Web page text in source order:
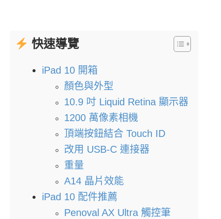
快速導覽
iPad 10 開箱
顏色與外型
10.9 吋 Liquid Retina 顯示器
1200 萬像素相機
頂端按鈕結合 Touch ID
改用 USB-C 連接器
重量
A14 晶片效能
iPad 10 配件推薦
Penoval AX Ultra 觸控筆